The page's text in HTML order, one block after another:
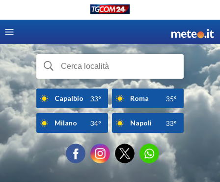
Capalbio 33° Roma 35°
Milano 34° Napoli 33°